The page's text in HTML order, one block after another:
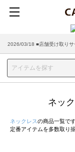
2026/03/18 ■店舗受け取りサ
ネッ
ネックレスの商品一覧で
定番アイテムを多数取り